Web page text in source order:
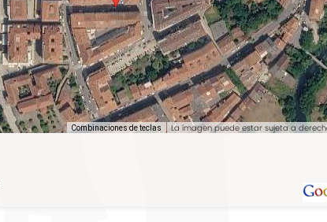
Combinaciones de teclas La imagen puede estar sujeta a